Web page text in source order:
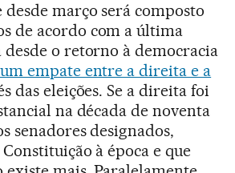
desde março será composto
de acordo com a última
o retorno à democracia
um empate entre a direita e a
das eleições. Se a direita foi
na década de noventa
senadores designados,
à época e que